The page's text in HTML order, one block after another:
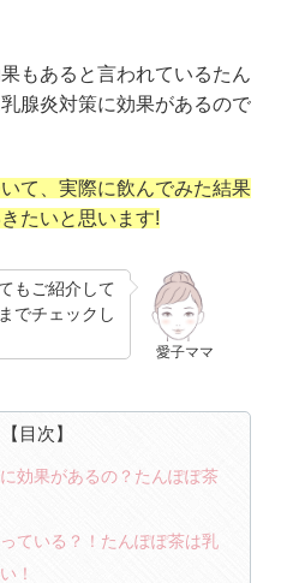
もあると言われているたん
腺炎対策に効果があるので
て、実際に飲んでみた結果
たいと思います!
愛子ママ
もご紹介して
でチェックし
【目次】
効果があるの？たんぽぽ茶
ている？！たんぽぽ茶は乳
！